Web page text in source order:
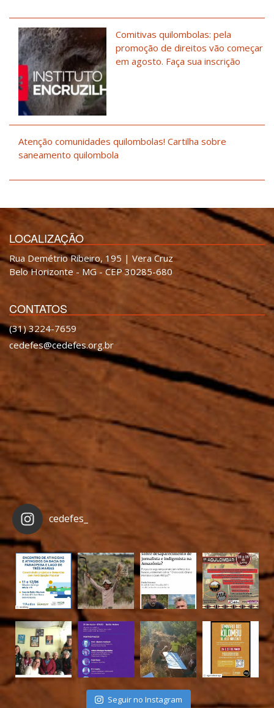
Comitivas quilombolas: pela
promoção de direitos vão começar
em agosto. Faça sua inscrição
Atenção comunidades quilombolas! Cartilha sobre
saneamento quilombola
LOCALIZAÇÃO
Rua Demétrio Ribeiro, 195 | Vera Cruz
Belo Horizonte - MG - CEP 30285-680
CONTATOS
(31) 3224-7659
cedefes@cedefes.org.br
cedefes_
Seguir no Instagram